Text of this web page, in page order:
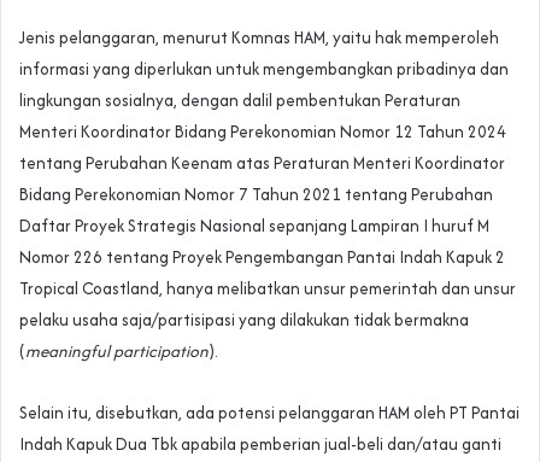
Jenis pelanggaran, menurut Komnas HAM, yaitu hak memperoleh
informasi yang diperlukan untuk mengembangkan pribadinya dan
lingkungan sosialnya, dengan dalil pembentukan Peraturan
Menteri Koordinator Bidang Perekonomian Nomor 12 Tahun 2024
tentang Perubahan Keenam atas Peraturan Menteri Koordinator
Bidang Perekonomian Nomor 7 Tahun 2021 tentang Perubahan
Daftar Proyek Strategis Nasional sepanjang Lampiran I huruf M
Nomor 226 tentang Proyek Pengembangan Pantai Indah Kapuk 2
Tropical Coastland, hanya melibatkan unsur pemerintah dan unsur
pelaku usaha saja/partisipasi yang dilakukan tidak bermakna
(meaningful participation).
Selain itu, disebutkan, ada potensi pelanggaran HAM oleh PT Pantai
Indah Kapuk Dua Tbk apabila pemberian jual-beli dan/atau ganti